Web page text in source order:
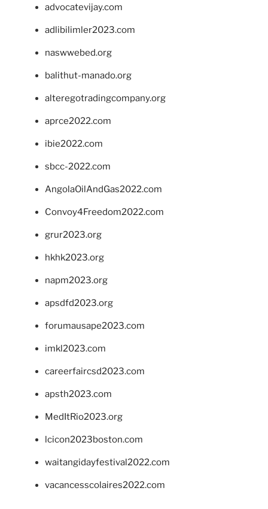
advocatevijay.com
adlibilimler2023.com
naswwebed.org
balithut-manado.org
alteregotradingcompany.org
aprce2022.com
ibie2022.com
sbcc-2022.com
AngolaOilAndGas2022.com
Convoy4Freedom2022.com
grur2023.org
hkhk2023.org
napm2023.org
apsdfd2023.org
forumausape2023.com
imkl2023.com
careerfaircsd2023.com
apsth2023.com
MedItRio2023.org
lcicon2023boston.com
waitangidayfestival2022.com
vacancesscolaires2022.com